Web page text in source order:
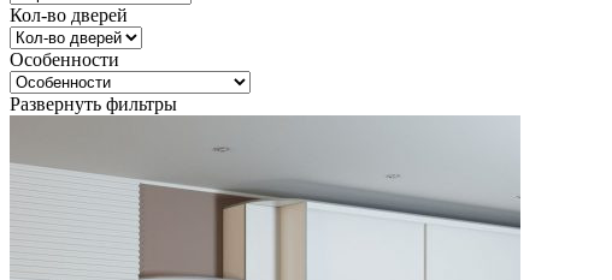
Кол-во дверей
Особенности
Развернуть фильтры